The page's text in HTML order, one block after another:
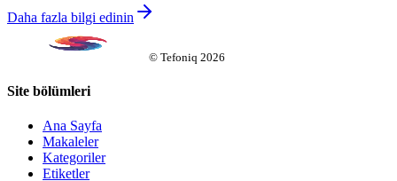
Daha fazla bilgi edinin
© Tefoniq 2026
Site bölümleri
Ana Sayfa
Makaleler
Kategoriler
Etiketler